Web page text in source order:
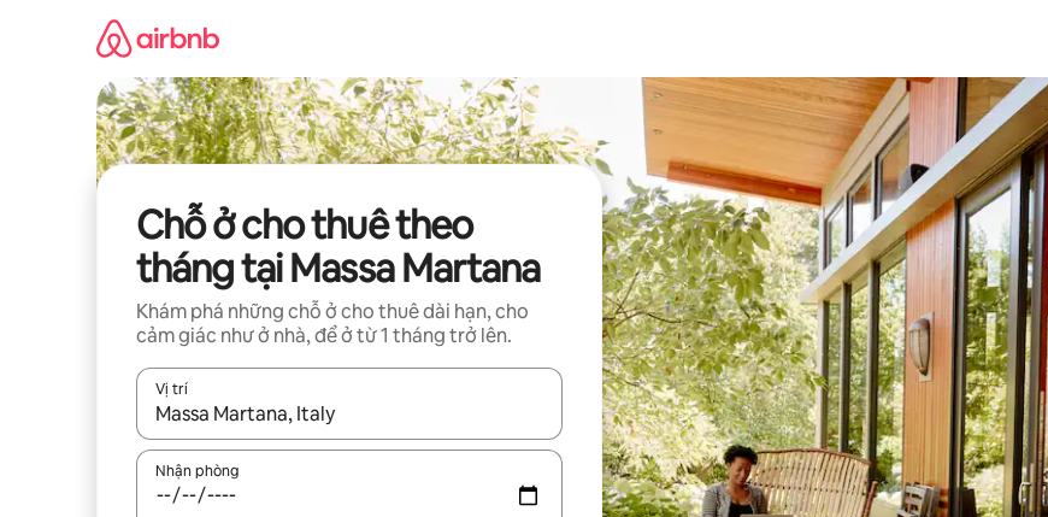
Chỗ ở cho thuê theo
tháng tại Massa Martana
Khám phá những chỗ ở cho thuê dài hạn, cho
cảm giác như ở nhà, để ở từ 1 tháng trở lên.
Vị trí
Khi có kết quả, hãy điều hướng bằng phím mũi tên lên và xuống hoặc khám phá bằng các thao tác chạm hoặc vuốt.
Nhận phòng